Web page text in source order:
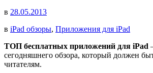
в 28.05.2013
в iPad обзоры, Приложения для iPad
ТОП бесплатных приложений для iPad
сегодняшнего обзора, который должен
читателям.